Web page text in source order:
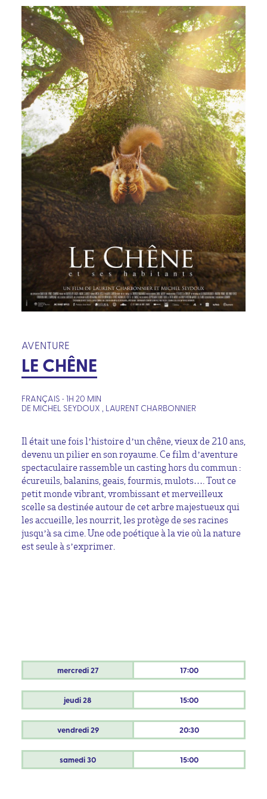
AVENTURE
LE CHÊNE
FRANÇAIS • 1H 20 MIN
DE MICHEL SEYDOUX , LAURENT CHARBONNIER
Il était une fois l’histoire d’un chêne, vieux de 210 ans,
devenu un pilier en son royaume. Ce film d’aventure
spectaculaire rassemble un casting hors du commun :
écureuils, balanins, geais, fourmis, mulots…. Tout ce
petit monde vibrant, vrombissant et merveilleux
scelle sa destinée autour de cet arbre majestueux qui
les accueille, les nourrit, les protège de ses racines
jusqu’à sa cime. Une ode poétique à la vie où la nature
est seule à s’exprimer.
mercredi27 17:00
jeudi28 15:00
vendredi29 20:30
samedi30 15:00